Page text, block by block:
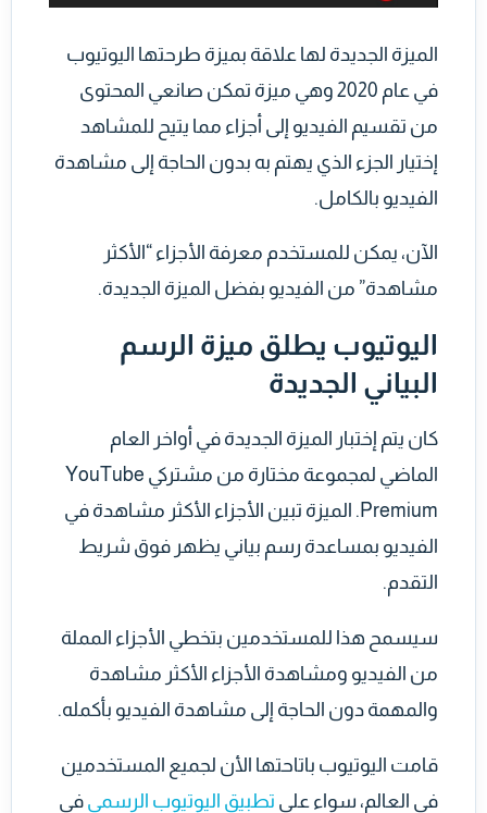
الميزة الجديدة لها علاقة بميزة طرحتها اليوتيوب
في عام 2020 وهي ميزة تمكن صانعي المحتوى
من تقسيم الفيديو إلى أجزاء مما يتيح للمشاهد
إختيار الجزء الذي يهتم به بدون الحاجة إلى مشاهدة
الفيديو بالكامل.
الآن، يمكن للمستخدم معرفة الأجزاء “الأكثر
مشاهدة” من الفيديو بفضل الميزة الجديدة.
اليوتيوب يطلق ميزة الرسم
البياني الجديدة
كان يتم إختبار الميزة الجديدة في أواخر العام
الماضي لمجموعة مختارة من مشتركي YouTube
Premium. الميزة تبين الأجزاء الأكثر مشاهدة في
الفيديو بمساعدة رسم بياني يظهر فوق شريط
التقدم.
سيسمح هذا للمستخدمين بتخطي الأجزاء المملة
من الفيديو ومشاهدة الأجزاء الأكثر مشاهدة
والمهمة دون الحاجة إلى مشاهدة الفيديو بأكمله.
قامت اليوتيوب باتاحتها الأن لجميع المستخدمين
في العالم، سواء على تطبيق اليوتيوب الرسمي في